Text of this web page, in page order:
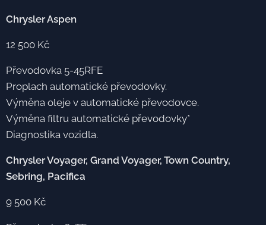
Chrysler Aspen
12 500 Kč
Převodovka 5-45RFE
Proplach automatické převodovky.
Výměna oleje v automatické převodovce.
Výměna filtru automatické převodovky*
Diagnostika vozidla.
Chrysler Voyager, Grand Voyager, Town Country,
Sebring, Pacifica
9 500 Kč